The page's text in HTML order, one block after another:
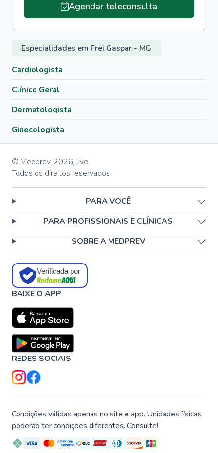
Agendar teleconsulta
Especialidades em Frei Gaspar - MG
Cardiologista
Clínico Geral
Dermatologista
Ginecologista
© Medprev, 2026, live
Todos os direitos reservados
PARA VOCÊ
PARA PROFISSIONAIS E CLÍNICAS
SOBRE A MEDPREV
Verificada por
BAIXE O APP
REDES SOCIAIS
Condições válidas apenas no site e app. Unidades físicas
poderão ter condições diferentes. Consulte!